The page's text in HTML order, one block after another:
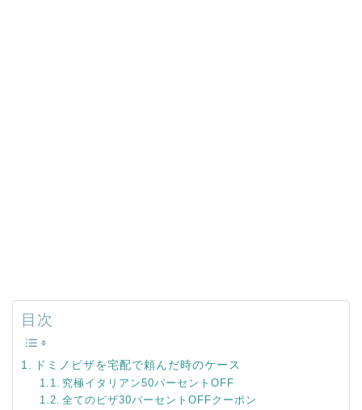
目次
ドミノピザを宅配で頼んだ時のケース
究極イタリアン50パーセントOFF
全てのピザ30パーセントOFFクーポン